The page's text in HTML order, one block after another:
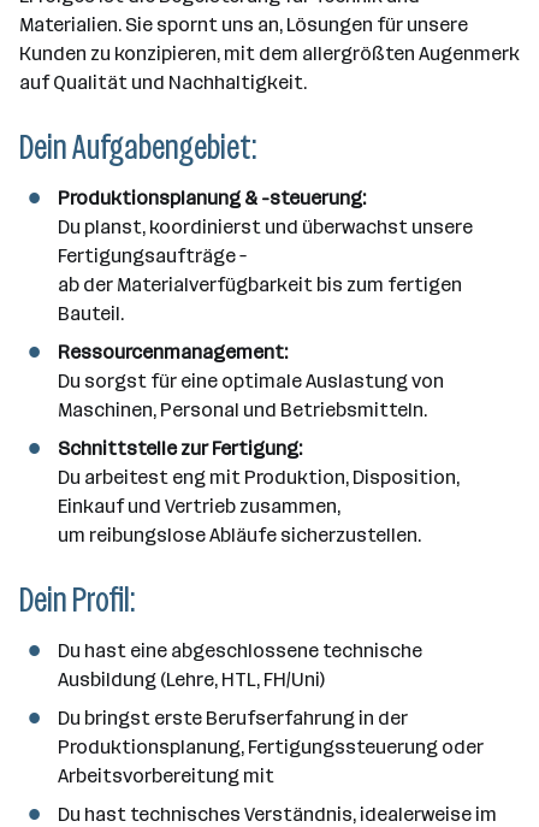
n
e
r
i
t
e
r
i
n
r
t
e
Materialien. Sie spornt uns an, Lösungen für unsere
Kunden zu konzipieren, mit dem allergrößten Augenmerk
auf Qualität und Nachhaltigkeit.
Dein Aufgabengebiet:
Produktionsplanung & -steuerung:
Du planst, koordinierst und überwachst unsere
Fertigungsaufträge –
ab der Materialverfügbarkeit bis zum fertigen
Bauteil.
Ressourcenmanagement:
Du sorgst für eine optimale Auslastung von
Maschinen, Personal und Betriebsmitteln.
Schnittstelle zur Fertigung:
Du arbeitest eng mit Produktion, Disposition,
Einkauf und Vertrieb zusammen,
um reibungslose Abläufe sicherzustellen.
Dein Profil:
Du hast eine abgeschlossene technische
Ausbildung (Lehre, HTL, FH/Uni)
Du bringst erste Berufserfahrung in der
Produktionsplanung, Fertigungssteuerung oder
Arbeitsvorbereitung mit
Du hast technisches Verständnis, idealerweise im